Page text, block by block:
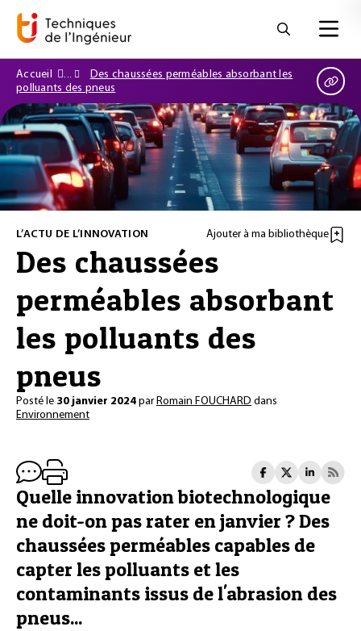
Accueil
Des chaussées perméables absorbant les
polluants des pneus
L’ACTU DE L’INNOVATION Ajouter à ma bibliothèque
Des chaussées
perméables absorbant
les polluants des
pneus
Posté le 30 janvier 2024 parRomain FOUCHARD dans
Environnement
Quelle innovation biotechnologique
ne doit-on pas rater en janvier ? Des
chaussées perméables capables de
capter les polluants et les
contaminants issus de l'abrasion des
pneus...